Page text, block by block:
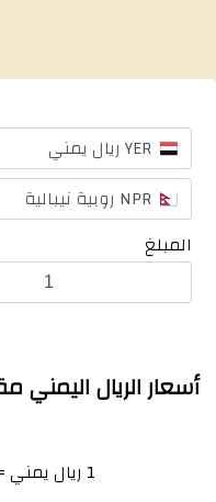
YER ريال يمني
NPR روبية نيبالية
المبلغ
أسعار الريال اليمني
1 ريال يمني = 0.6427 روبية نيبالية